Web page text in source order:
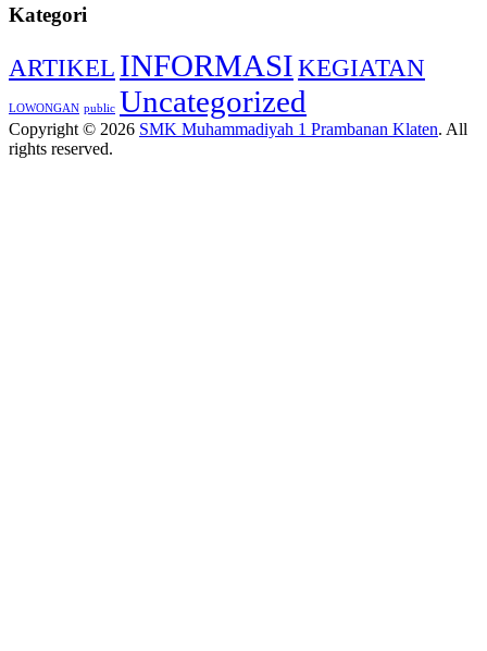
Kategori
ARTIKEL INFORMASI KEGIATAN
LOWONGAN public Uncategorized
Copyright © 2026 SMK Muhammadiyah 1 Prambanan Klaten. All
rights reserved.